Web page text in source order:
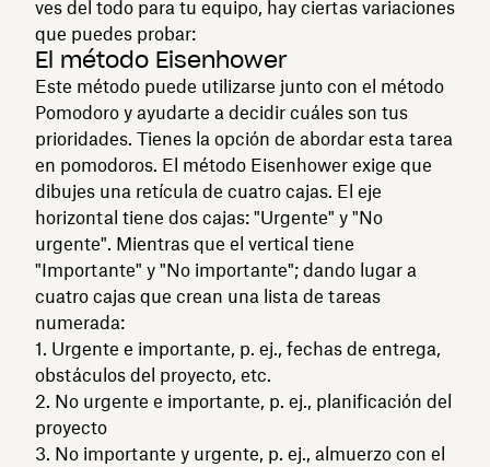
ves del todo para tu equipo, hay ciertas variaciones
que puedes probar:
El método Eisenhower
Este método puede utilizarse junto con el método
Pomodoro y ayudarte a decidir cuáles son tus
prioridades. Tienes la opción de abordar esta tarea
en pomodoros. El método Eisenhower exige que
dibujes una retícula de cuatro cajas. El eje
horizontal tiene dos cajas: "Urgente" y "No
urgente". Mientras que el vertical tiene
"Importante" y "No importante"; dando lugar a
cuatro cajas que crean una lista de tareas
numerada:
Urgente e importante, p. ej., fechas de entrega,
obstáculos del proyecto, etc.
No urgente e importante, p. ej., planificación del
proyecto
No importante y urgente, p. ej., almuerzo con el